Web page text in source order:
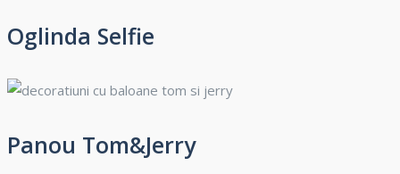
Oglinda Selfie
Panou Tom&Jerry